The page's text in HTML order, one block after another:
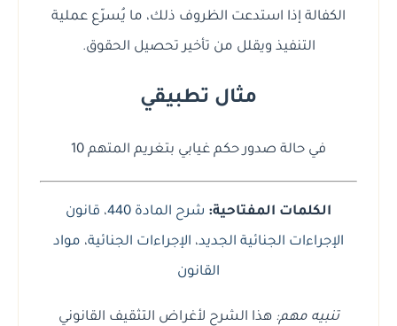
الكفالة إذا استدعت الظروف ذلك، ما يُسرّع عملية
التنفيذ ويقلل من تأخير تحصيل الحقوق.
مثال تطبيقي
في حالة صدور حكم غيابي بتغريم المتهم 10
الكلمات المفتاحية: شرح المادة 440 ، قانون
الإجراءات الجنائية الجديد، الإجراءات الجنائية، مواد
القانون
تنبيه مهم: هذا الشرح لأغراض التثقيف القانوني